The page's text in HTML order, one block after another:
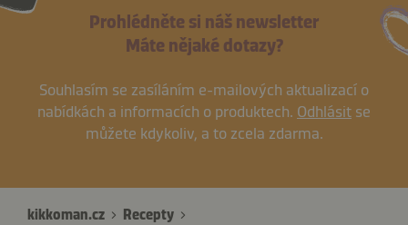
Prohlédněte si náš newsletter
Máte nějaké dotazy?
Souhlasím se zasíláním e-mailových aktualizací o
nabídkách a informacích o produktech. Odhlásit se
můžete kdykoliv, a to zcela zdarma.
kikkoman.cz
Recepty